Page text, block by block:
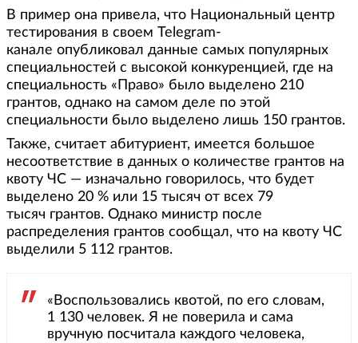
В пример она привела, что Национальный центр
тестирования в своем Telegram-
канале опубликовал данные самых популярных
специальностей с высокой конкуренцией, где на
специальность «Право» было выделено 210
грантов, однако на самом деле по этой
специальности было выделено лишь 150 грантов.
Также, считает абитуриент, имеется большое
несоответствие в данных о количестве грантов на
квоту ЧС — изначально говорилось, что будет
выделено 20 % или 15 тысяч от всех 79
тысяч грантов. Однако министр после
распределения грантов сообщал, что на квоту ЧС
выделили 5 112 грантов.
«Воспользовались квотой, по его словам,
1 130 человек. Я не поверила и сама
вручную посчитала каждого человека,